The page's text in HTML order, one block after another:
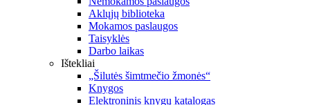
Aklųjų biblioteka
Mokamos paslaugos
Taisyklės
Darbo laikas
Ištekliai
„Šilutės šimtmečio žmonės“
Knygos
Elektroninis knygų katalogas